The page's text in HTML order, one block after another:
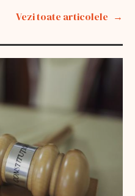
Vezi toate articolele